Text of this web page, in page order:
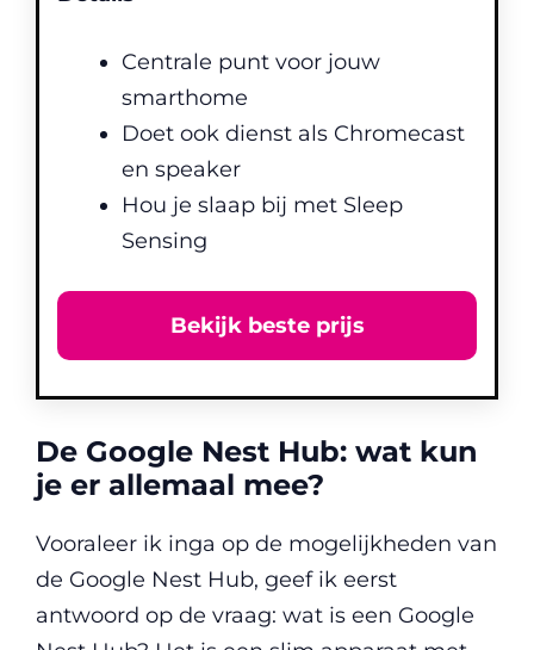
Centrale punt voor jouw
smarthome
Doet ook dienst als Chromecast
en speaker
Hou je slaap bij met Sleep
Sensing
Bekijk beste prijs
De Google Nest Hub: wat kun
je er allemaal mee?
Vooraleer ik inga op de mogelijkheden van
de Google Nest Hub, geef ik eerst
antwoord op de vraag: wat is een Google